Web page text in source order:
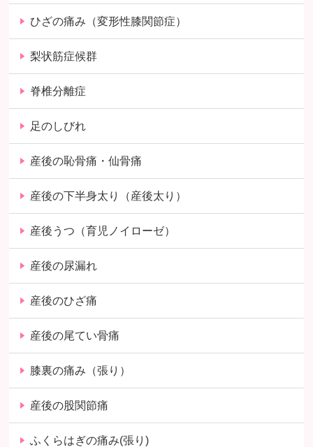
ひざの痛み（変形性膝関節症）
梨状筋症候群
脊椎分離症
足のしびれ
産後の恥骨痛・仙骨痛
産後の下半身太り（産後太り）
産後うつ（育児ノイローゼ）
産後の尿漏れ
産後のひざ痛
産後の尾てい骨痛
膝裏の痛み（張り）
産後の股関節痛
ふくらはぎの痛み(張り)